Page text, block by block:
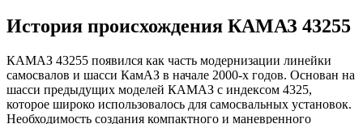
История происхождения КАМАЗ 43255
КАМАЗ 43255 появился как часть модернизации линейки
самосвалов и шасси КамАЗ в начале 2000-х годов. Основан на
шасси предыдущих моделей КАМАЗ с индексом 4325,
которое широко использовалось для самосвальных установок.
Необходимость создания компактного и маневренного